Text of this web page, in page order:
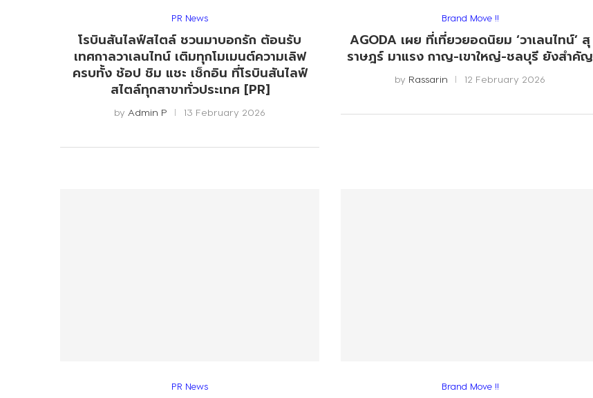
PR News
โรบินสันไลฟ์สไตล์ ชวนมาบอกรัก ต้อนรับ
เทศกาลวาเลนไทน์ เติมทุกโมเมนต์ความเลิฟ
ครบทั้ง ช้อป ชิม แชะ เช็กอิน ที่โรบินสันไลฟ์
สไตล์ทุกสาขาทั่วประเทศ [PR]
by Admin P 13 February 2026
Brand Move !!
AGODA เผย ที่เที่ยวยอดนิยม ‘วาเลนไทน์’ สุ
ราษฎร์ มาแรง กาญ-เขาใหญ่-ชลบุรี ยังสำคัญ
by Rassarin 12 February 2026
PR News Brand Move !!